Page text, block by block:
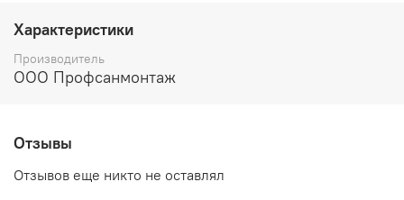
мешая их
цветочный уголок в настоящий водопад зелени!
Подставка имеет устойчивое основание и красивые
декоративные кованые листочки.
Характеристики
Производитель
ООО Профсанмонтаж
Отзывы
Отзывов еще никто не оставлял